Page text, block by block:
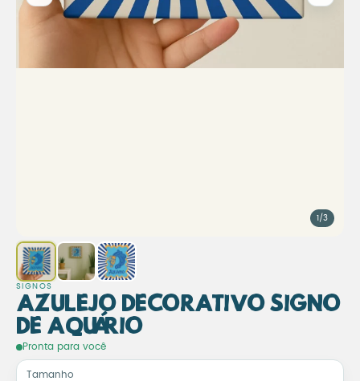
1/3
SIGNOS
Azulejo Decorativo Signo
de Aquário
Azulejo Decorativo Signo
Pronta para você
Tamanho